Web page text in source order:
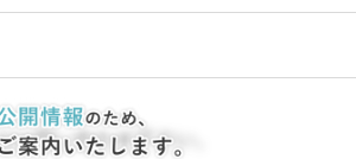
お問い合わせ下さい。